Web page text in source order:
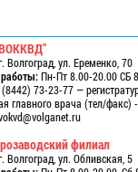
Волгоград, ул. Еременко, 70
Пн-Пт 8.00-20.00 СБ
73-23-77 —
главного врача (тел/
филиал
Волгоград, ул. Обливская, 5